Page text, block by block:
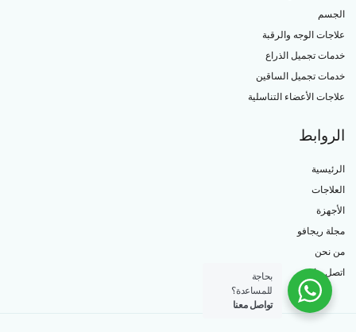
الجسم
علاجات الوجه والرقبة
خدمات تجميل الذراع
خدمات تجميل الساقين
علاجات الأعضاء التناسلية
الروابط
الرئيسية
العلاجات
الأجهزة
مجلة ريجافو
من نحن
اتصل بنا
بحاجة
للمساعدة؟
تواصل معنا